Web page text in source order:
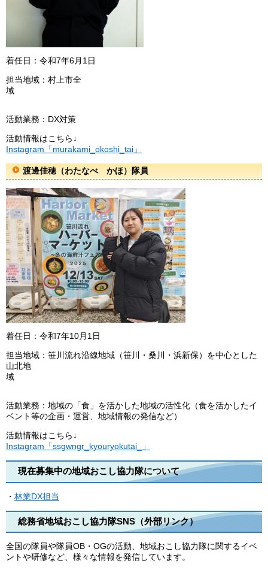
着任日：令和7年6月1日
担当地域：村上市全
域
活動業務：DX対策
活動情報はこちら↓
Instagram「murakami_okoshi_tai」
渡邊佳穂（わたなべ かほ）隊員
着任日：令和7年10月1日
担当地域：笹川流れ沿線地域（笹川・桑川・浜新保）を中心とした
山北地
域
活動業務：地域の「食」を活かした地域の活性化（食を活かしたイ
ベント等の企画・運営、地域情報の発信など）
活動情報はこちら↓
Instagram「ssgwngr_kyouryokutai_」
現在募集中の地域おこし協力隊について
・ 林業DX担当
総務省地域おこし協力隊SNS（外部リンク）
全国の隊員や隊員OB・OGの活動、地域おこし協力隊に関するイベ
ントや研修など、様々な情報を発信しています。